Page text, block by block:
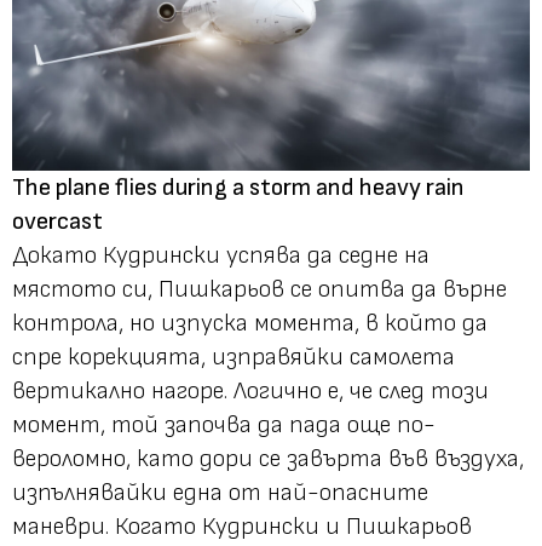
The plane flies during a storm and heavy rain
overcast
Докато Кудрински успява да седне на
мястото си, Пишкарьов се опитва да върне
контрола, но изпуска момента, в който да
спре корекцията, изправяйки самолета
вертикално нагоре. Логично е, че след този
момент, той започва да пада още по-
вероломно, като дори се завърта във въздуха,
изпълнявайки една от най-опасните
маневри. Когато Кудрински и Пишкарьов